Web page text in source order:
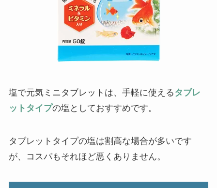
塩で元気ミニタブレットは、手軽に使える タブレ
ットタイプの塩としておすすめです。
タブレットタイプの塩は割高な場合が多いです
が、コスパもそれほど悪くありません。